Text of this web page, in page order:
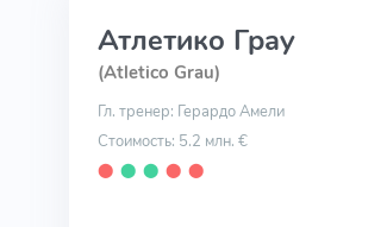
Атлетико Грау
(Atletico Grau)
Гл. тренер: Герардо Амели
Стоимость: 5.2 млн. €
⬤ ⬤ ⬤ ⬤ ⬤